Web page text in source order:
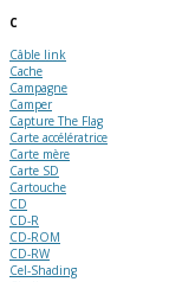
C
Câble link
Cache
Campagne
Camper
Capture The Flag
Carte accélératrice
Carte mère
Carte SD
Cartouche
CD
CD-R
CD-ROM
CD-RW
Cel-Shading